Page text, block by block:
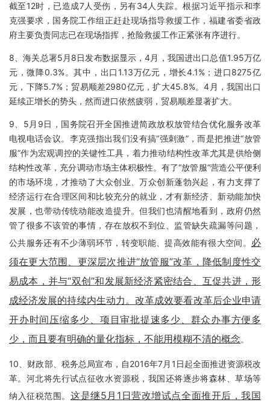
截至12时，已造成7人受伤，另有34人失踪。根据习近平指示和李
克强要求，国务院工作组正赶赴现场指导救援工作，福建省委省政
府主要负责同志已在现场指挥，抢险救援工作正紧张有序进行。
8、海关总署5月8日发布数据显示，4月，我国进出口总值1.95万亿
元，微降0.3%。其中，出口1.13万亿元，增长4.1%；进口8275亿
元，下降5.7%；贸易顺差2980亿元，扩大45.8%。4月，我国出口
延续正增长的势头，然而进口依然疲弱，贸易顺差显著扩大。
9、5月9日，国务院召开全国推进简政放权放管结合优化服务改革
电视电话会议。李克强指出我们没有搞“强刺激”，而是把推进“放管
服”作为宏观调控的关键性工具，着力推动结构性改革尤其是供给侧
结构性改革，充分调动市场主体积极性。有了“放管服”营造公平便利
的市场环境，才推动了大众创业、万众创新蓬勃兴起，有力支撑了
经济运行在合理区间和比较充分的就业，才有新经济、新动能加快
发展，也带动传统动能改造提升。但我们也清醒地看到，政府仍然
管了很多不该管的事情，存在放权不到位、监管缺失疏漏等问题，
公共服务还有不少薄弱环节，转变职能、提高效能有很大空间。 必
须在更大范围、更深层次推进“放管服”改革，降低制度性交
易成本，并与“双创”和发展新经济紧密结合、互促共进，形
成经济发展的持续内生动力。改革成效要看改革后企业申请
开办时间压缩多少、项目审批提速多少、群众办事方便多
少，而且要有明确的量化指标，不能用模糊不清的概念。
10、财政部、税务总局宣布，自2016年7月1日起全面推进资源税改
革。河北将先行试点征收水资源税，我国还将逐步将森林、草场等
纳入征税范围。这是继5月1日营改增试点全面推开后，我国